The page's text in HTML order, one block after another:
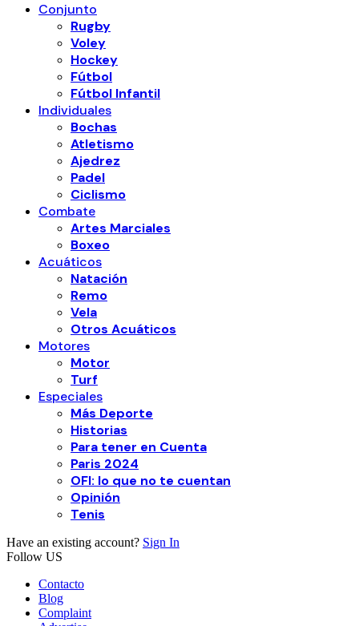
Conjunto
Rugby
Voley
Hockey
Fútbol
Fútbol Infantil
Individuales
Bochas
Atletismo
Ajedrez
Padel
Ciclismo
Combate
Artes Marciales
Boxeo
Acuáticos
Natación
Remo
Vela
Otros Acuáticos
Motores
Motor
Turf
Especiales
Más Deporte
Historias
Para tener en Cuenta
Paris 2024
OFI: lo que no te cuentan
Opinión
Tenis
Have an existing account? Sign In
Follow US
Contacto
Blog
Complaint